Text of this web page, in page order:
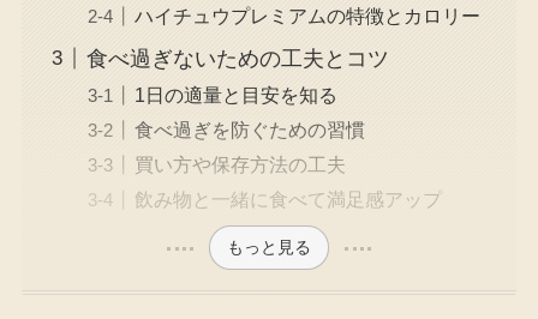
ハイチュウプレミアムの特徴とカロリー
食べ過ぎないための工夫とコツ
1日の適量と目安を知る
食べ過ぎを防ぐための習慣
買い方や保存方法の工夫
飲み物と一緒に食べて満足感アップ
もっと見る